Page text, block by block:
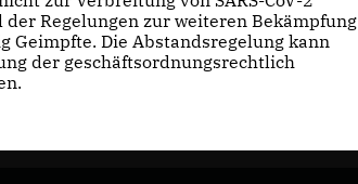
Regelungen zur weiteren Bekämpfung
Geimpfte. Die Abstandsregelung kann
der geschäftsordnungsrechtlich